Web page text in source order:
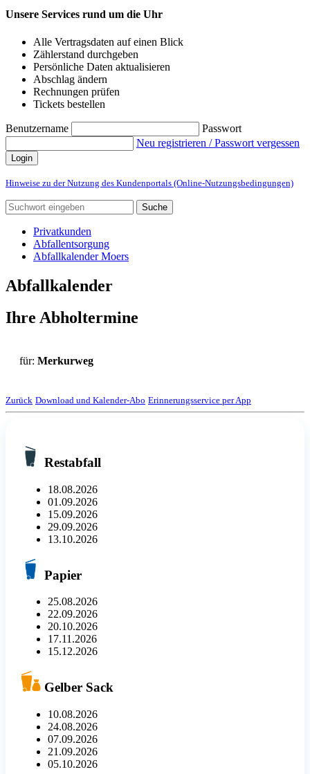
Unsere Services rund um die Uhr
Alle Vertragsdaten auf einen Blick
Zählerstand durchgeben
Persönliche Daten aktualisieren
Abschlag ändern
Rechnungen prüfen
Tickets bestellen
Benutzername
Passwort
Neu registrieren / Passwort vergessen
Login
Hinweise zu der Nutzung des Kundenportals (Online-Nutzungsbedingungen)
Suche
Privatkunden
Abfallentsorgung
Abfallkalender Moers
Abfallkalender
Ihre Abholtermine
für: Merkurweg
Zurück Download und Kalender-Abo Erinnerungsservice per App
Restabfall
18.08.2026
01.09.2026
15.09.2026
29.09.2026
13.10.2026
Papier
25.08.2026
22.09.2026
20.10.2026
17.11.2026
15.12.2026
Gelber Sack
10.08.2026
24.08.2026
07.09.2026
21.09.2026
05.10.2026